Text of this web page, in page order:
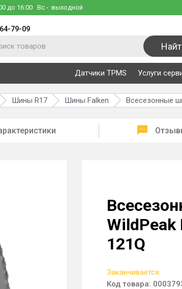
до 16:00 Вс - выходной
79-09
Датчики TPMS Услуги
Шины R17 Шины Falken Всесезонные
WildPeak
121Q
Заканчивается
Код товара: